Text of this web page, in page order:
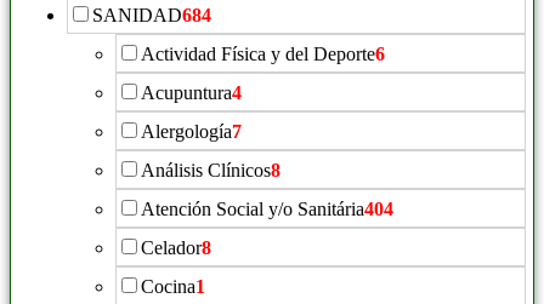
SANIDAD684
Actividad Física y del Deporte6
Acupuntura4
Alergología7
Análisis Clínicos8
Atención Social y/o Sanitária404
Celador8
Cocina1